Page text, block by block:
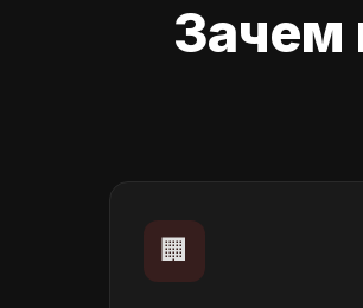
Зачем
🏢